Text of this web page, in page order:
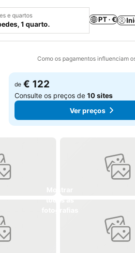
e quartos
1 quarto.
PT · €
Como os pagamentos influenciam
aos favoritos
de € 122
Consulte os preços de10 sites
Ver preços